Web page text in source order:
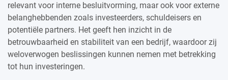
relevant voor interne besluitvorming, maar ook voor externe
belanghebbenden zoals investeerders, schuldeisers en
potentiële partners. Het geeft hen inzicht in de
betrouwbaarheid en stabiliteit van een bedrijf, waardoor zij
weloverwogen beslissingen kunnen nemen met betrekking
tot hun investeringen.